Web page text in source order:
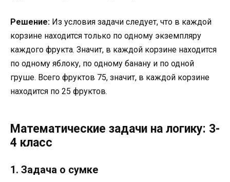
Решение: Из условия задачи следует, что в каждой
корзине находится только по одному экземпляру
каждого фрукта. Значит, в каждой корзине находится
по одному яблоку, по одному банану и по одной
груше. Всего фруктов 75, значит, в каждой корзине
находится по 25 фруктов.
Математические задачи на логику: 3-
4 класс
1. Задача о сумке